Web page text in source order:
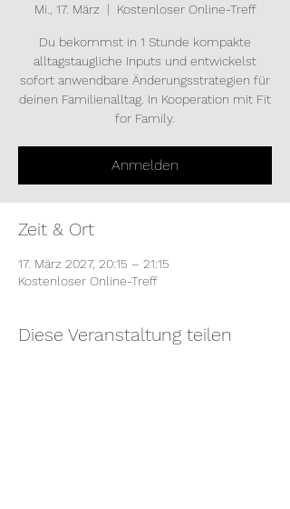
Mi., 17. März
  |
Kostenloser Online-Treff
Du bekommst in 1 Stunde kompakte
alltagstaugliche Inputs und entwickelst
sofort anwendbare Änderungsstrategien für
deinen Familienalltag. In Kooperation mit Fit
for Family.
Anmelden
Zeit & Ort
17. März 2027, 20:15 – 21:15
Kostenloser Online-Treff
Diese Veranstaltung teilen